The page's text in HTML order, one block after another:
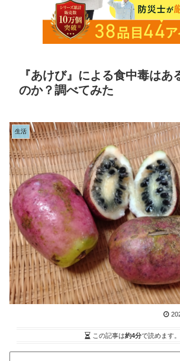
『あけび』による食中毒はあ
のか？調べてみた
生活
この記事は約4分で読めます。